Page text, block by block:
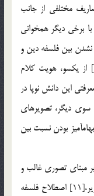
و دين تعاريف مختلفى از جانب
برخى ديگر همخوانى
نشدن بين فلسفه دين و
كلام جديد و همچنين كلام فلسفى مى‏باشد.[10] از يك‏سو، هويت كلام
اين دانش نوپا در
ديگر، تصويرهاى
بودن نسبت بين
مبناى تصورى غالب و
رايج نزد فيلسوفان دين مى‏باشد. براساس اين تصوير،[11] اصطلاح فلسفه